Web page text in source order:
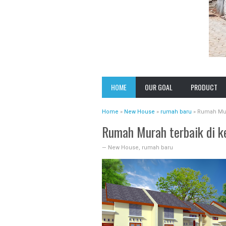
HOME OUR GOAL
VISION
MISSION
EXPERIENCES
PRODUCT
PAMULANG
PRESTIGE
CABE
GRAND
SAWANGAN
PRESTIGE 2
SAWANGAN
CLUSTER
NATURE
Home » New House » rumah baru » Rumah
Rumah Murah terbaik di
— New House, rumah baru